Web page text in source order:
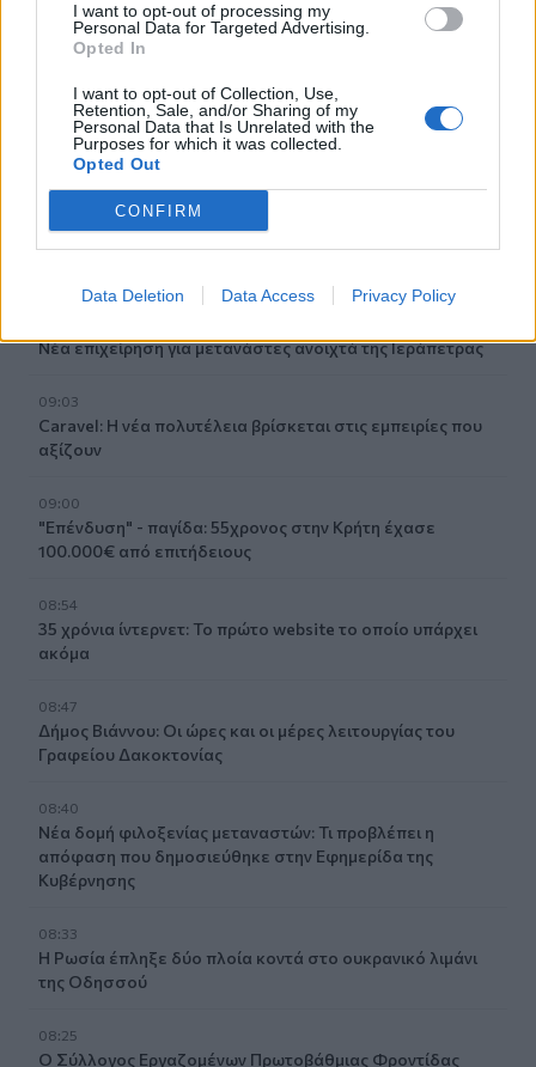
I want to opt-out of processing my
Personal Data for Targeted Advertising.
Opted In
I want to opt-out of Collection, Use,
Retention, Sale, and/or Sharing of my
Personal Data that Is Unrelated with the
Purposes for which it was collected.
Opted Out
CONFIRM
Data Deletion Data Access Privacy Policy
09:22
09:12
Ρωσία: Διαψεύδει εμπλοκή σε στρατολόγηση
Κολομβιανών μισθοφόρων
Ηράκλειο: Μια σύλληψη για την έκρηξη φιάλης που
Νέα επιχείρηση για μετανάστες ανοιχτά της Ιεράπετρας
09:03
Caravel: Η νέα πολυτέλεια βρίσκεται στις εμπειρίες που
αξίζουν
09:00
"Επένδυση" - παγίδα: 55χρονος στην Κρήτη έχασε
100.000€ από επιτήδειους
08:54
35 χρόνια ίντερνετ: Το πρώτο website το οποίο υπάρχει
ακόμα
08:47
Δήμος Βιάννου: Οι ώρες και οι μέρες λειτουργίας του
Γραφείου Δακοκτονίας
08:40
Νέα δομή φιλοξενίας μεταναστών: Τι προβλέπει η
απόφαση που δημοσιεύθηκε στην Εφημερίδα της
Κυβέρνησης
08:33
Η Ρωσία έπληξε δύο πλοία κοντά στο ουκρανικό λιμάνι
της Οδησσού
08:25
Ο Σύλλογος Εργαζομένων Πρωτοβάθμιας Φροντίδας